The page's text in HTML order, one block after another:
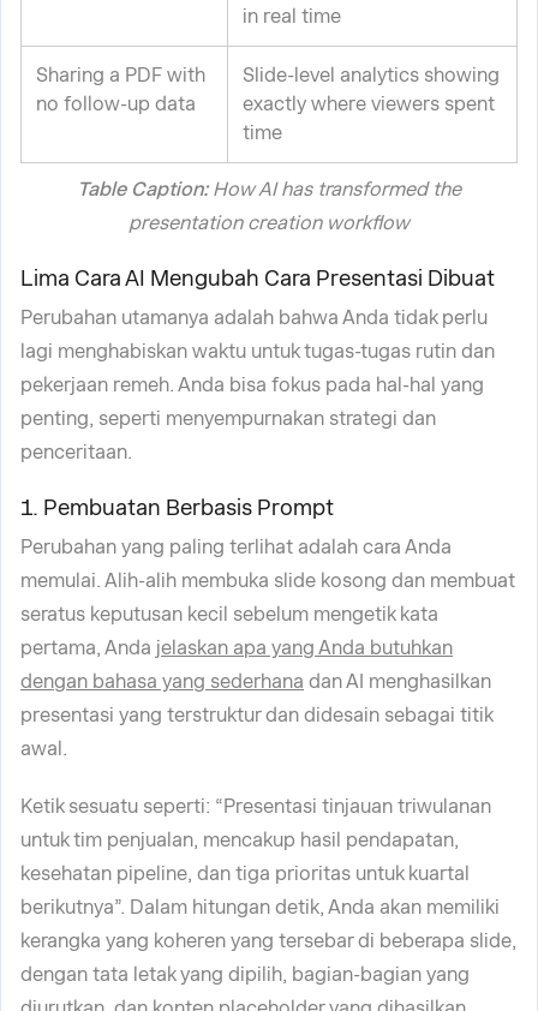
in real time
Sharing a PDF with
no follow-up data
Slide-level analytics showing
exactly where viewers spent
time
Table Caption:How AI has transformed the
presentation creation workflow
Lima Cara AI Mengubah Cara Presentasi Dibuat
Perubahan utamanya adalah bahwa Anda tidak perlu
lagi menghabiskan waktu untuk tugas-tugas rutin dan
pekerjaan remeh. Anda bisa fokus pada hal-hal yang
penting, seperti menyempurnakan strategi dan
penceritaan.
1. Pembuatan Berbasis Prompt
Perubahan yang paling terlihat adalah cara Anda
memulai. Alih-alih membuka slide kosong dan membuat
seratus keputusan kecil sebelum mengetik kata
pertama, Anda jelaskan apa yang Anda butuhkan
dengan bahasa yang sederhana dan AI menghasilkan
presentasi yang terstruktur dan didesain sebagai titik
awal.
Ketik sesuatu seperti: “Presentasi tinjauan triwulanan
untuk tim penjualan, mencakup hasil pendapatan,
kesehatan pipeline, dan tiga prioritas untuk kuartal
berikutnya”. Dalam hitungan detik, Anda akan memiliki
kerangka yang koheren yang tersebar di beberapa slide,
dengan tata letak yang dipilih, bagian-bagian yang